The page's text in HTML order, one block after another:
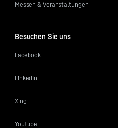
Messen & Veranstaltungen
Besuchen Sie uns
Facebook
LinkedIn
Xing
Youtube